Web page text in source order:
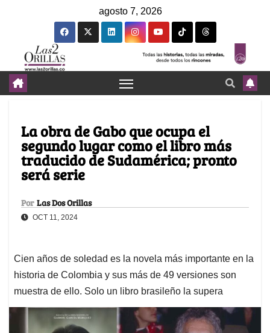
agosto 7, 2026
La obra de Gabo que ocupa el
segundo lugar como el libro más
traducido de Sudamérica; pronto
será serie
Por Las Dos Orillas
OCT 11, 2024
Cien años de soledad es la novela más importante en la
historia de Colombia y sus más de 49 versiones son
muestra de ello. Solo un libro brasileño la supera